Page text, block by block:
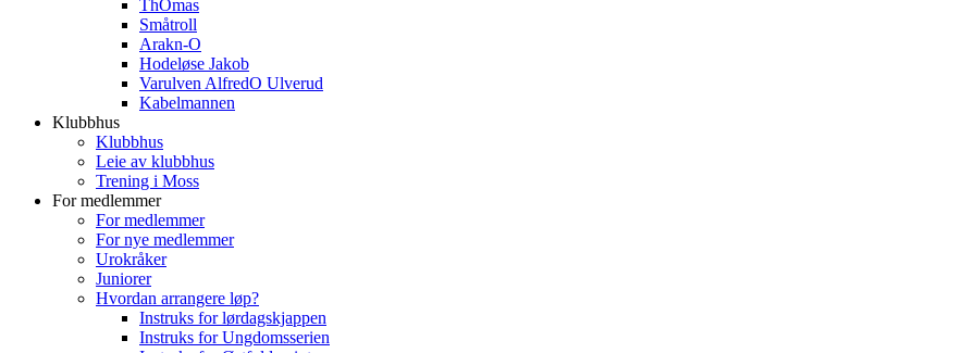
ThOmas
Småtroll
Arakn-O
Hodeløse Jakob
Varulven AlfredO Ulverud
Kabelmannen
Klubbhus
Klubbhus
Leie av klubbhus
Trening i Moss
For medlemmer
For medlemmer
For nye medlemmer
Urokråker
Juniorer
Hvordan arrangere løp?
Instruks for lørdagskjappen
Instruks for Ungdomsserien